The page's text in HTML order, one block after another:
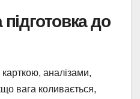
до
аналізами,
вага коливається,